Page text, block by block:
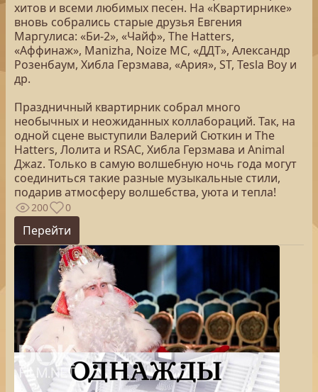
хитов и всеми любимых песен. На «Квартирнике»
вновь собрались старые друзья Евгения
Маргулиса: «Би-2», «Чайф», The Hatters,
«Аффинаж», Manizha, Noize MC, «ДДТ», Александр
Розенбаум, Хибла Герзмава, «Ария», ST, Tesla Boy и
др.
Праздничный квартирник собрал много
необычных и неожиданных коллабораций. Так, на
одной сцене выступили Валерий Сюткин и The
Hatters, Лолита и RSAC, Хибла Герзмава и Animal
Джаz. Только в самую волшебную ночь года могут
соединиться такие разные музыкальные стили,
подарив атмосферу волшебства, уюта и тепла!
200 0
Перейти